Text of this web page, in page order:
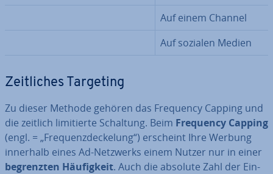
Auf einem Channel
Auf sozialen Medien
Zeit­li­ches Targeting
Zu dieser Methode gehören das Frequency Capping und
die zeitlich li­mi­tier­te Schaltung. Beim Frequency Capping
(engl. = „Fre­quenz­de­cke­lung“) erscheint Ihre Werbung
innerhalb eines Ad-Netzwerks einem Nutzer nur in einer
be­grenz­ten Häu­fig­keit. Auch die absolute Zahl der Ein­